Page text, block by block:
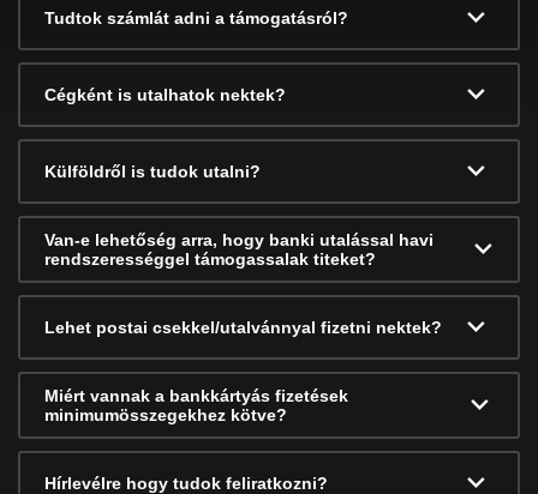
Tudtok számlát adni a támogatásról?
Cégként is utalhatok nektek?
Külföldről is tudok utalni?
Van-e lehetőség arra, hogy banki utalással havi
rendszerességgel támogassalak titeket?
Lehet postai csekkel/utalvánnyal fizetni nektek?
Miért vannak a bankkártyás fizetések
minimumösszegekhez kötve?
Hírlevélre hogy tudok feliratkozni?